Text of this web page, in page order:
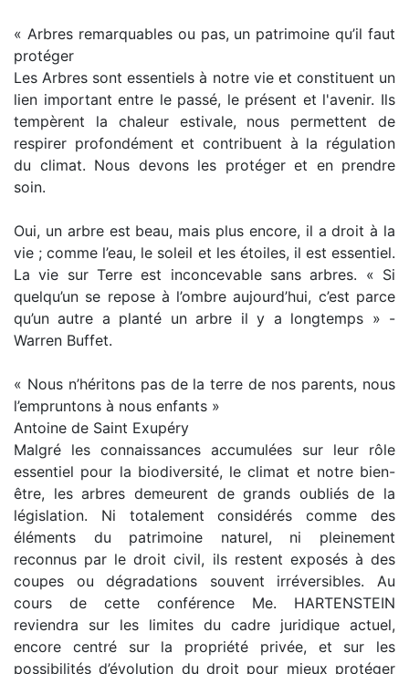
« Arbres remarquables ou pas, un patrimoine qu’il faut
protéger
Les Arbres sont essentiels à notre vie et constituent un
lien important entre le passé, le présent et l'avenir. Ils
tempèrent la chaleur estivale, nous permettent de
respirer profondément et contribuent à la régulation
du climat. Nous devons les protéger et en prendre
soin.
Oui, un arbre est beau, mais plus encore, il a droit à la
vie ; comme l’eau, le soleil et les étoiles, il est essentiel.
La vie sur Terre est inconcevable sans arbres. « Si
quelqu’un se repose à l’ombre aujourd’hui, c’est parce
qu’un autre a planté un arbre il y a longtemps » -
Warren Buffet.
« Nous n’héritons pas de la terre de nos parents, nous
l’empruntons à nous enfants »
Antoine de Saint Exupéry
Malgré les connaissances accumulées sur leur rôle
essentiel pour la biodiversité, le climat et notre bien-
être, les arbres demeurent de grands oubliés de la
législation. Ni totalement considérés comme des
éléments du patrimoine naturel, ni pleinement
reconnus par le droit civil, ils restent exposés à des
coupes ou dégradations souvent irréversibles. Au
cours de cette conférence Me. HARTENSTEIN
reviendra sur les limites du cadre juridique actuel,
encore centré sur la propriété privée, et sur les
possibilités d’évolution du droit pour mieux protéger